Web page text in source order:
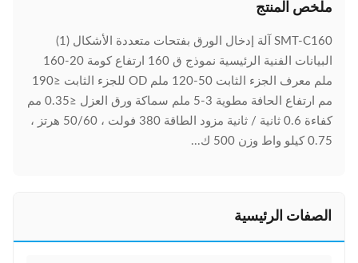
ملخص المنتج
SMT-C160 آلة إدخال الورق بفتحات متعددة الأشكال (1)
البيانات الفنية الرئيسية نموذج ق 160 ارتفاع كومة 20-160
ملم معرف الجزء الثابت 50-120 ملم OD للجزء الثابت ≤190
مم ارتفاع الحافة مطوية 3-5 ملم سماكة ورق العزل ≤0.35 مم
كفاءة 0.6 ثانية / ثانية مزود الطاقة 380 فولت ، 50/60 هرتز ،
0.75 كيلو واط وزن 500 ك...
الصفات الرئيسية